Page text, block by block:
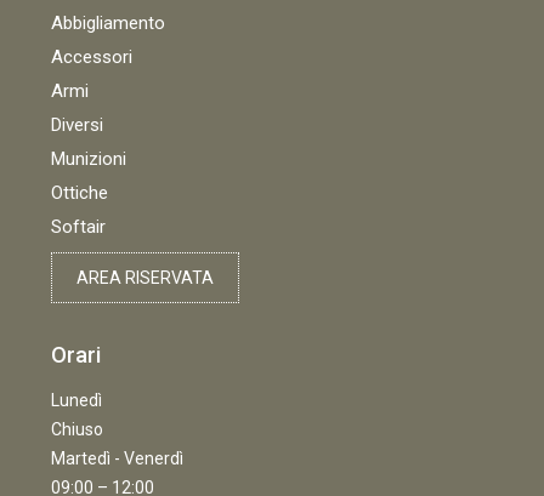
Abbigliamento
Accessori
Armi
Diversi
Munizioni
Ottiche
Softair
AREA RISERVATA
Orari
Lunedì
Chiuso
Martedì - Venerdì
09:00 – 12:00